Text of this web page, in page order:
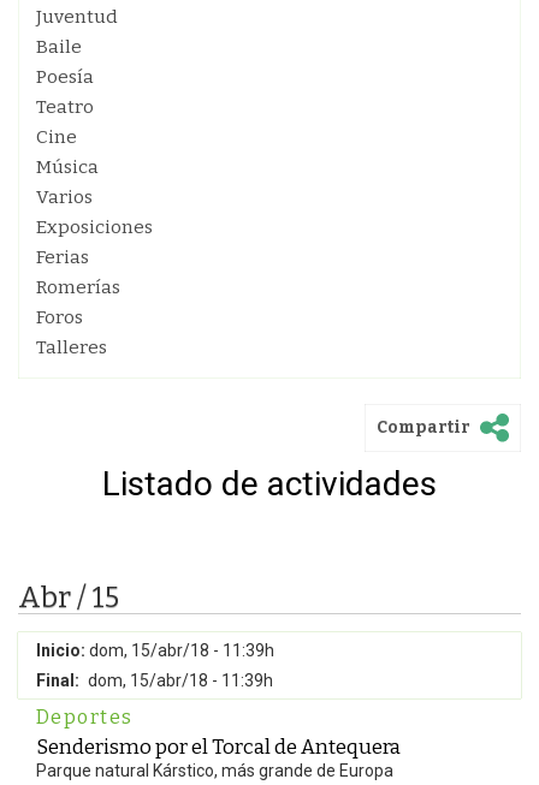
Juventud
Baile
Poesía
Teatro
Cine
Música
Varios
Exposiciones
Ferias
Romerías
Foros
Talleres
Compartir
Listado de actividades
Abr / 15
Inicio: dom, 15/abr/18 - 11:39h
Final: dom, 15/abr/18 - 11:39h
Deportes
Senderismo por el Torcal de Antequera
Parque natural Kárstico, más grande de Europa